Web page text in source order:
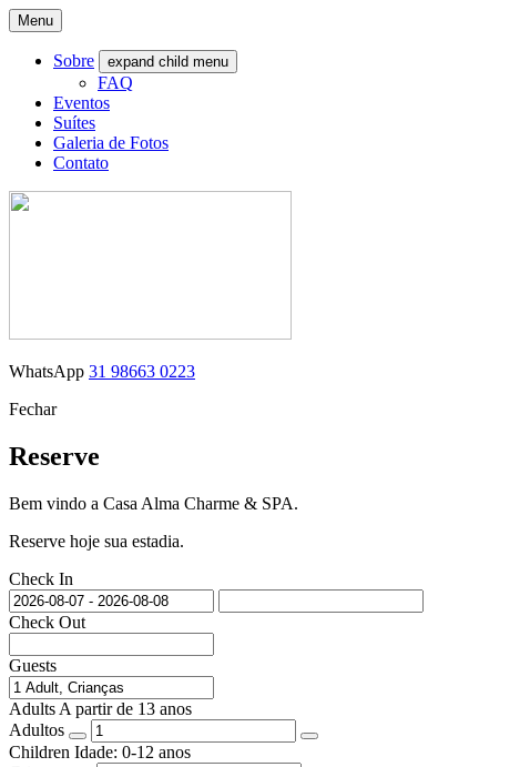
Menu
Sobre expand child menu
FAQ
Eventos
Suítes
Galeria de Fotos
Contato
WhatsApp 31 98663 0223
Fechar
Reserve
Bem vindo a Casa Alma Charme & SPA.
Reserve hoje sua estadia.
Check In
Check Out
Guests
Adults A partir de 13 anos
Adultos
Children Idade: 0-12 anos